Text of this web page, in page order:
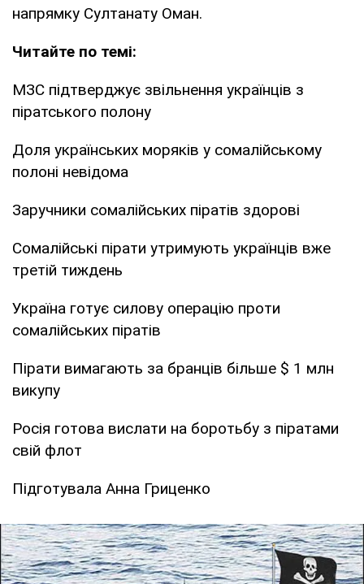
напрямку Султанату Оман.
Читайте по темі:
МЗС підтверджує звільнення українців з
піратського полону
Доля українських моряків у сомалійському
полоні невідома
Заручники сомалійських піратів здорові
Сомалійські пірати утримують українців вже
третій тиждень
Україна готує силову операцію проти
сомалійських піратів
Пірати вимагають за бранців більше $ 1 млн
викупу
Росія готова вислати на боротьбу з піратами
свій флот
Підготувала Анна Гриценко